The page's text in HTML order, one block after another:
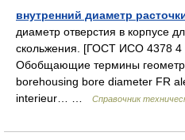
внутренний диаметр
диаметр отверстия в корпусе
скольжения. [ГОСТ ИСО 4378 4
Обобщающие термины
borehousing bore diameter FR
interieur… …
Справочник